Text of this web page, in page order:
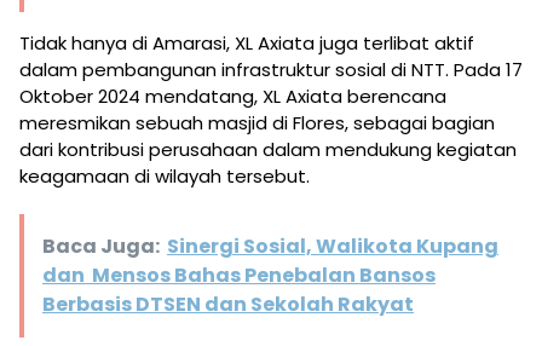
Tidak hanya di Amarasi, XL Axiata juga terlibat aktif
dalam pembangunan infrastruktur sosial di NTT. Pada 17
Oktober 2024 mendatang, XL Axiata berencana
meresmikan sebuah masjid di Flores, sebagai bagian
dari kontribusi perusahaan dalam mendukung kegiatan
keagamaan di wilayah tersebut.
Baca Juga: Sinergi Sosial, Walikota Kupang
dan Mensos Bahas Penebalan Bansos
Berbasis DTSEN dan Sekolah Rakyat